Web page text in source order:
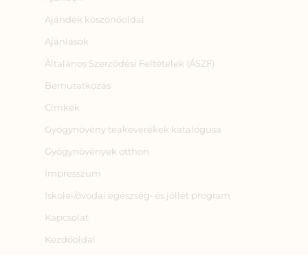
Ajándék köszönőoldal
Ajánlások
Általános Szerződési Feltételek (ÁSZF)
Bemutatkozás
Címkék
Gyógynövény teakeverékek katalógusa
Gyógynövények otthon
Impresszum
Iskolai/óvodai egészség‑ és jóllét program
Kapcsolat
Kezdőoldal